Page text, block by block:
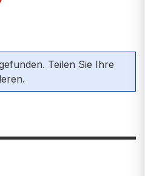
von 0 von 5 Sternen
Teilen Sie Ihre